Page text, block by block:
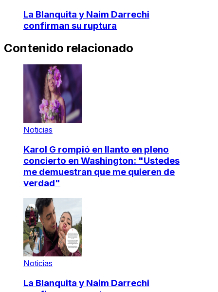
La Blanquita y Naim Darrechi
confirman su ruptura
Contenido relacionado
Noticias
Karol G rompió en llanto en pleno
concierto en Washington: "Ustedes
me demuestran que me quieren de
verdad"
Noticias
La Blanquita y Naim Darrechi